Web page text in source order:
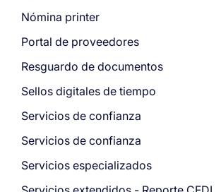
Nómina printer
Portal de proveedores
Resguardo de documentos
Sellos digitales de tiempo
Servicios de confianza
Servicios de confianza
Servicios especializados